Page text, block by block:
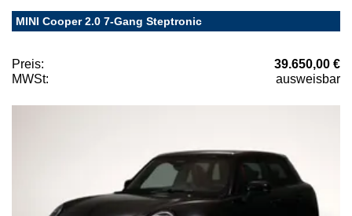
MINI Cooper 2.0 7-Gang Steptronic
Preis:
39.650,00 €
MWSt:
ausweisbar